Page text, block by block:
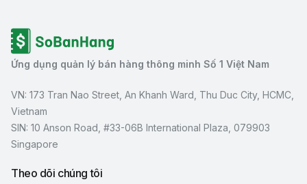
Ứng dụng quản lý bán hàng thông minh Số 1 Việt Nam
VN: 173 Tran Nao Street, An Khanh Ward, Thu Duc City, HCMC,
Vietnam
SIN: 10 Anson Road, #33-06B International Plaza, 079903
Singapore
Theo dõi chúng tôi